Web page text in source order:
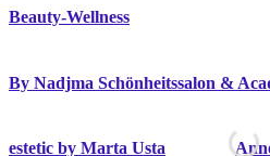
Beauty-Wellness
By Nadjma Schönheitssalon &
estetic by Marta Usta